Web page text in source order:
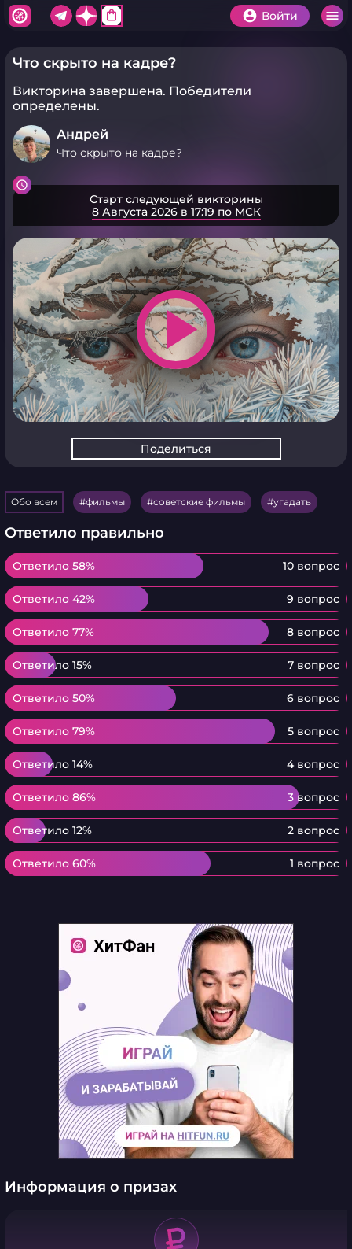
shopping_bag Войти
Что скрыто на кадре?
Викторина завершена. Победители
определены.
Андрей
Что скрыто на кадре?
Старт следующей викторины
8 Августа 2026 в 17:19 по МСК
play_arrow
Поделиться
Обо всем фильмы советские фильмы угадать
Ответило правильно
Ответило 58% 10 вопрос
Ответило 58%
Ответило 42% 9 вопрос
Ответило 42%
Ответило 77% 8 вопрос
Ответило 77%
Ответило 15% 7 вопрос
Ответило 15%
Ответило 50% 6 вопрос
Ответило 50%
Ответило 79% 5 вопрос
Ответило 79%
Ответило 14% 4 вопрос
Ответило 14%
Ответило 86% 3 вопрос
Ответило 86%
Ответило 12% 2 вопрос
Ответило 12%
Ответило 60% 1 вопрос
Ответило 60%
Информация о призах